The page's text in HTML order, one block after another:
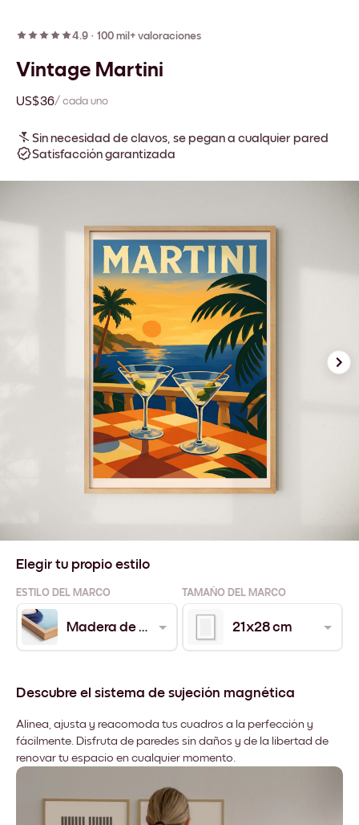
4.9 · 100 mil+ valoraciones
Vintage Martini
US$36/ cada uno
Sin necesidad de clavos, se pegan a cualquier pared
Satisfacción garantizada
Elegir tu propio estilo
ESTILO DEL MARCO TAMAÑO DEL MARCO
Madera de Roble 21x28 cm
Descubre el sistema de sujeción magnética
Alinea, ajusta y reacomoda tus cuadros a la perfección y
fácilmente. Disfruta de paredes sin daños y de la libertad de
renovar tu espacio en cualquier momento.